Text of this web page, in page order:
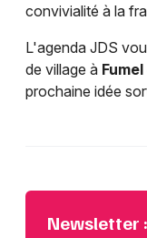
convivialité à la
L'agenda JDS
de village à Fumel
prochaine idée
Newsletter